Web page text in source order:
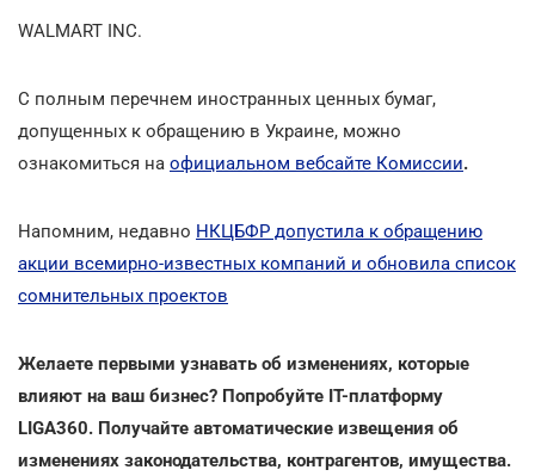
WALMART INC.
С полным перечнем иностранных ценных бумаг,
допущенных к обращению в Украине, можно
ознакомиться на официальном вебсайте Комиссии.
Напомним, недавно НКЦБФР допустила к обращению
акции всемирно-известных компаний и обновила список
сомнительных проектов
Желаете первыми узнавать об изменениях, которые
влияют на ваш бизнес? Попробуйте ІТ-платформу
LIGA360. Получайте автоматические извещения об
изменениях законодательства, контрагентов, имущества.